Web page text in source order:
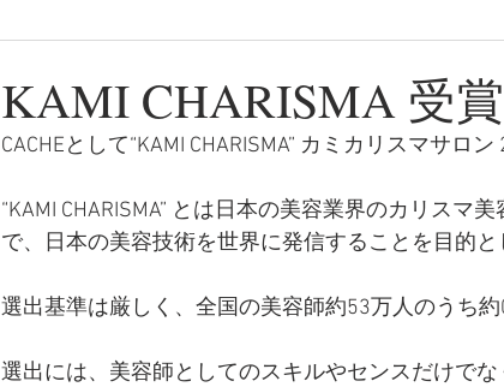
KAMI CHARISMA 受賞
CACHEとして“KAMI CHARISMA” カミカリスマサロ
“KAMI CHARISMA” とは日本の美容業界のカリスマ
で、日本の美容技術を世界に発信することを目的と
選出基準は厳しく、全国の美容師約53万人のうち約
選出には、美容師としてのスキルやセンスだけで